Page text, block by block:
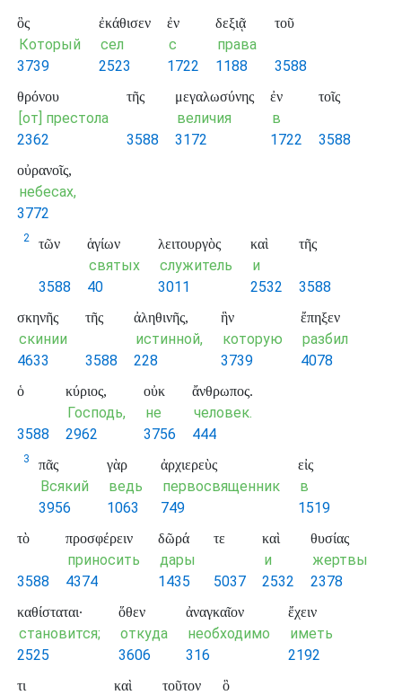
ὃς
Который
3739
ἐκάθισεν
сел
2523
ἐν
с
1722
δεξιᾷ
права
1188
τοῦ
3588
θρόνου
[от] престола
2362
τῆς
3588
μεγαλωσύνης
величия
3172
ἐν
в
1722
τοῖς
3588
οὐρανοῖς,
небесах,
3772
2 τῶν
3588
ἁγίων
святых
40
λειτουργὸς
служитель
3011
καὶ
и
2532
τῆς
3588
σκηνῆς
скинии
4633
τῆς
3588
ἀληθινῆς,
истинной,
228
ἣν
которую
3739
ἔπηξεν
разбил
4078
ὁ
3588
κύριος,
Господь,
2962
οὐκ
не
3756
ἄνθρωπος.
человек.
444
3 πᾶς
Всякий
3956
γὰρ
ведь
1063
ἀρχιερεὺς
первосвященник
749
εἰς
в
1519
τὸ
3588
προσφέρειν
приносить
4374
δῶρά
дары
1435
τε
5037
καὶ
и
2532
θυσίας
жертвы
2378
καθίσταται·
становится;
2525
ὅθεν
откуда
3606
ἀναγκαῖον
необходимо
316
ἔχειν
иметь
2192
τι καὶ τοῦτον ὃ